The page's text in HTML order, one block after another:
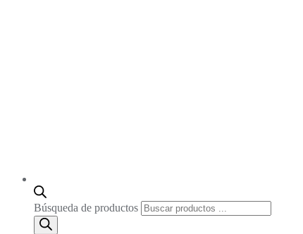
Búsqueda de productos